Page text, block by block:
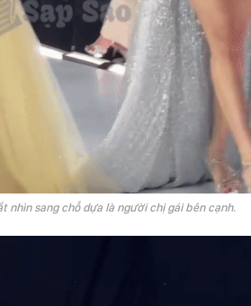
nhìn sang chỗ dựa là người chị gái bên cạnh.